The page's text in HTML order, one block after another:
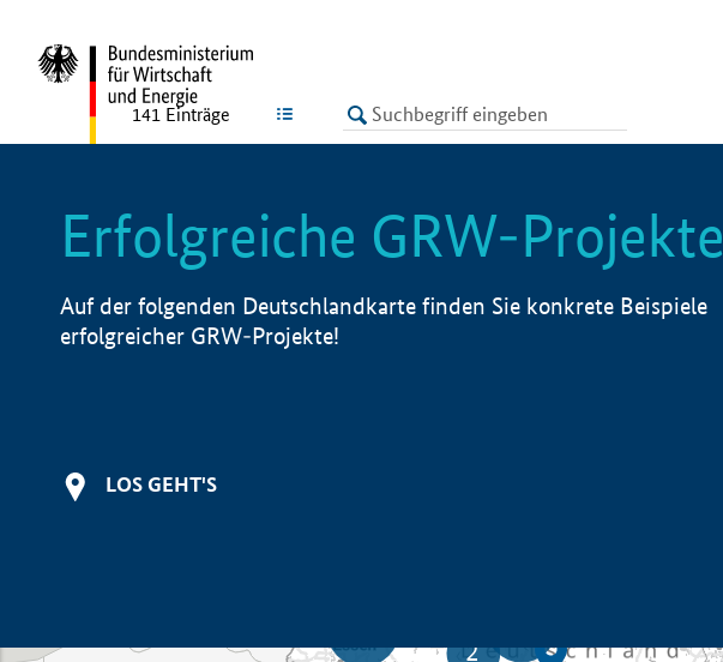
LISTE
141 Einträge
Erfolgreiche GRW-Projekte
Auf der folgenden Deutschlandkarte finden Sie konkrete Beispiele
erfolgreicher GRW-Projekte!
LOS GEHT'S